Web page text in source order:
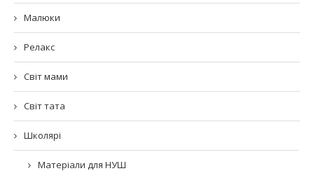
Малюки
Релакс
Світ мами
Світ тата
Школярі
Матеріали для НУШ